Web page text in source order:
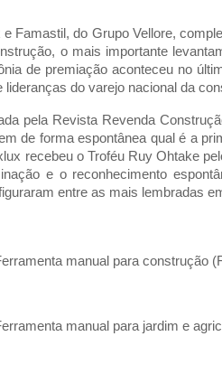
Famastil, do Grupo Vellore,
o mais importante
de premiação aconteceu no
lideranças do varejo nacional da
pela Revista Revenda
de forma espontânea qual é a
recebeu o Troféu Ruy Ohtake
e o reconhecimento
entre as mais lembradas
manual para construção
manual para jardim e